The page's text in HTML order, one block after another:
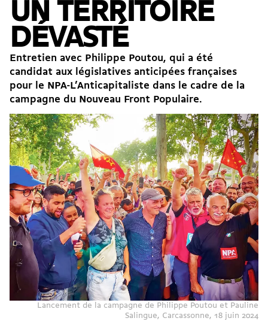
UN TERRITOIRE
DÉVASTÉ
Entretien avec Philippe Poutou, qui a été
candidat aux législatives anticipées françaises
pour le NPA-L’Anticapitaliste dans le cadre de la
campagne du Nouveau Front Populaire.
Lancement de la campagne de Philippe Poutou et Pauline
Salingue, Carcassonne, 18 juin 2024